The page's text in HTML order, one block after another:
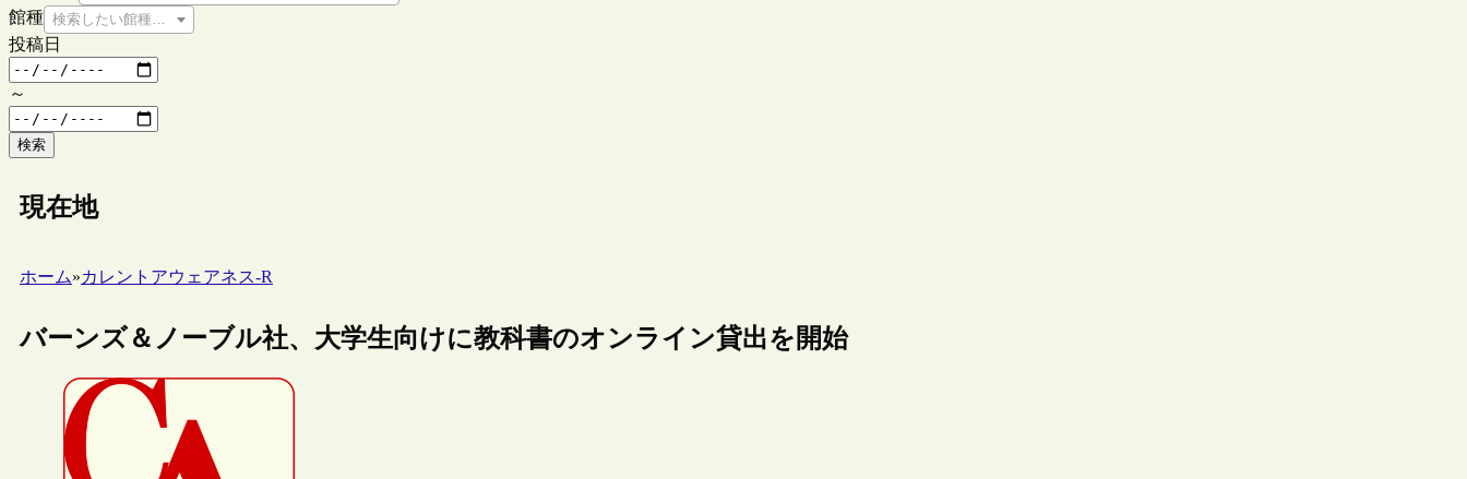
館種 検索したい館種を選択してください
投稿日
～
検索
現在地
ホーム»カレントアウェアネス-R
バーンズ＆ノーブル社、大学生向けに教科書のオンライン貸出を開始